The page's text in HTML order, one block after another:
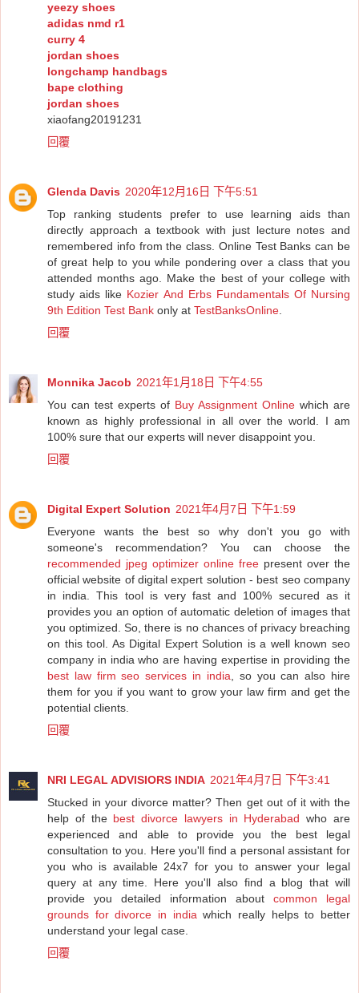
yeezy shoes
adidas nmd r1
curry 4
jordan shoes
longchamp handbags
bape clothing
jordan shoes
xiaofang20191231
回覆
Glenda Davis 2020年12月16日 下午5:51
Top ranking students prefer to use learning aids than
directly approach a textbook with just lecture notes and
remembered info from the class. Online Test Banks can be
of great help to you while pondering over a class that you
attended months ago. Make the best of your college with
study aids like Kozier And Erbs Fundamentals Of Nursing
9th Edition Test Bank only at TestBanksOnline
回覆
Monnika Jacob 2021年1月18日 下午4:55
You can test experts of Buy Assignment Online which are
known as highly professional in all over the world. I am
100% sure that our experts will never disappoint you.
回覆
Digital Expert Solution 2021年4月7日 下午1:59
Everyone wants the best so why don't you go with
someone's recommendation? You can choose the
recommended jpeg optimizer online free present over the
official website of digital expert solution - best seo company
in india. This tool is very fast and 100% secured as it
provides you an option of automatic deletion of images that
you optimized. So, there is no chances of privacy breaching
on this tool. As Digital Expert Solution is a well known seo
company in india who are having expertise in providing the
best law firm seo services in india , so you can also hire
them for you if you want to grow your law firm and get the
potential clients.
回覆
NRI LEGAL ADVISIORS INDIA 2021年4月7日 下午3:41
Stucked in your divorce matter? Then get out of it with the
help of the best divorce lawyers in Hyderabad who are
experienced and able to provide you the best legal
consultation to you. Here you'll find a personal assistant for
you who is available 24x7 for you to answer your legal
query at any time. Here you'll also find a blog that will
provide you detailed information about common legal
grounds for divorce in india which really helps to better
understand your legal case.
回覆